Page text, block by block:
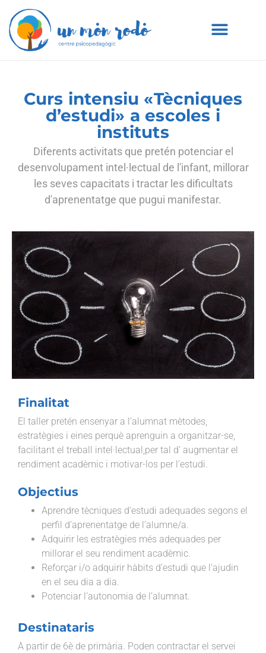
Curs intensiu «Tècniques
d’estudi» a escoles i
instituts
Diferents activitats que pretén potenciar el
desenvolupament intel·lectual de l'infant, millorar
les seves capacitats i tractar les dificultats
d'aprenentatge que pugui manifestar.
Finalitat
El taller pretén ensenyar a l’alumnat mètodes,
estratègies i eines perquè aprenguin a organitzar-se,
facilitant el treball intel·lectual,per tal d’ augmentar el
rendiment acadèmic i motivar-los per l’estudi.
Objectius
Aprendre tècniques d’estudi adequades segons el
perfil d’aprenentatge de l’alumne/a.
Adquirir les estratègies més adequades per
millorar el seu rendiment acadèmic.
Reforçar i/o adquirir hàbits d’estudi que l’ajudin
en el seu dia a dia.
Potenciar l’autonomia de l’alumnat.
Destinataris
A partir de 6è de primària. Poden contractar el servei